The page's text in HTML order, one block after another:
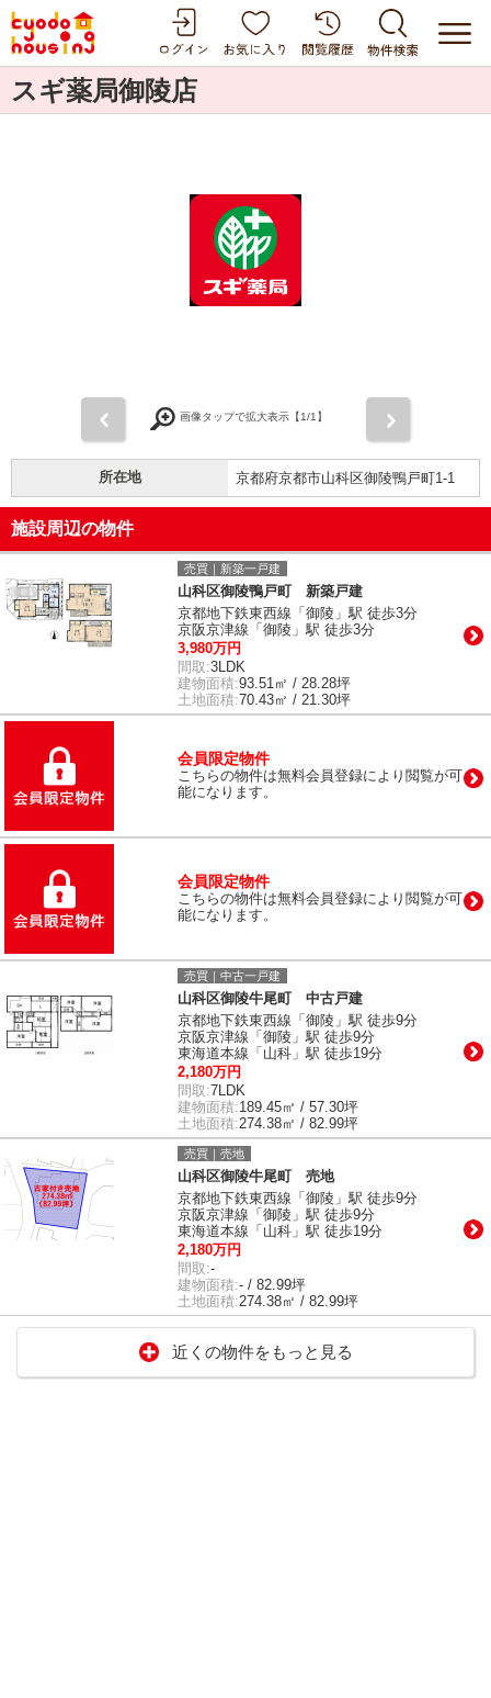
スギ薬局御陵店
画像タップで拡大表示【1/1】
所在地 京都府京都市山科区御陵鴨戸町1-1
施設周辺の物件
売買｜新築一戸建
山科区御陵鴨戸町 新築戸建
京都地下鉄東西線「御陵」駅 徒歩3分
京阪京津線「御陵」駅 徒歩3分
3,980万円
間取:3LDK
建物面積:93.51㎡ / 28.28坪
土地面積:70.43㎡ / 21.30坪
会員限定物件
こちらの物件は無料会員登録により閲覧が可
能になります。
会員限定物件
こちらの物件は無料会員登録により閲覧が可
能になります。
売買｜中古一戸建
山科区御陵牛尾町 中古戸建
京都地下鉄東西線「御陵」駅 徒歩9分
京阪京津線「御陵」駅 徒歩9分
東海道本線「山科」駅 徒歩19分
2,180万円
間取:7LDK
建物面積:189.45㎡ / 57.30坪
土地面積:274.38㎡ / 82.99坪
売買｜売地
山科区御陵牛尾町 売地
京都地下鉄東西線「御陵」駅 徒歩9分
京阪京津線「御陵」駅 徒歩9分
東海道本線「山科」駅 徒歩19分
2,180万円
間取:-
建物面積:- / 82.99坪
土地面積:274.38㎡ / 82.99坪
近くの物件をもっと見る